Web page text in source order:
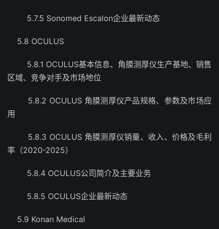
5.7.5 Sonomed Escalon企业最新动态
5.8 OCULUS
5.8.1 OCULUS基本信息、角膜测厚仪生产基地、销售
区域、竞争对手及市场地位
5.8.2 OCULUS 角膜测厚仪产品规格、参数及市场应
用
5.8.3 OCULUS 角膜测厚仪销量、收入、价格及毛利
率（2020-2025）
5.8.4 OCULUS公司简介及主要业务
5.8.5 OCULUS企业最新动态
5.9 Konan Medical